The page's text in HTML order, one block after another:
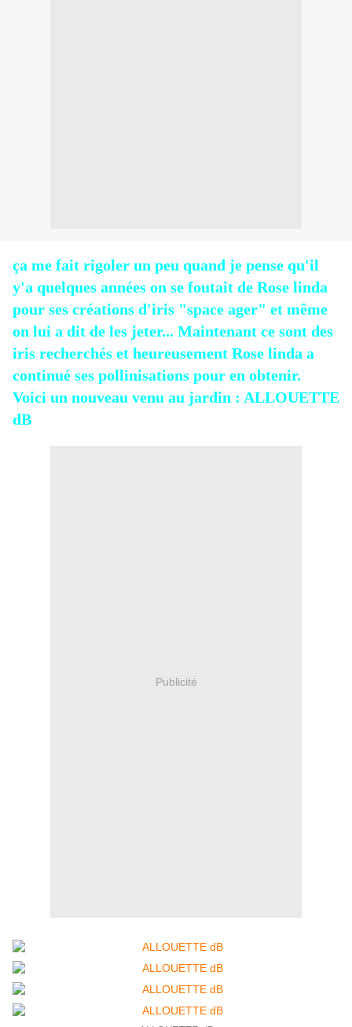
ça me fait rigoler un peu quand je pense qu'il
y'a quelques années on se foutait de Rose linda
pour ses créations d'iris "space ager" et même
on lui a dit de les jeter... Maintenant ce sont des
iris recherchés et heureusement Rose linda a
continué ses pollinisations pour en obtenir.
Voici un nouveau venu au jardin : ALLOUETTE
dB
Publicité